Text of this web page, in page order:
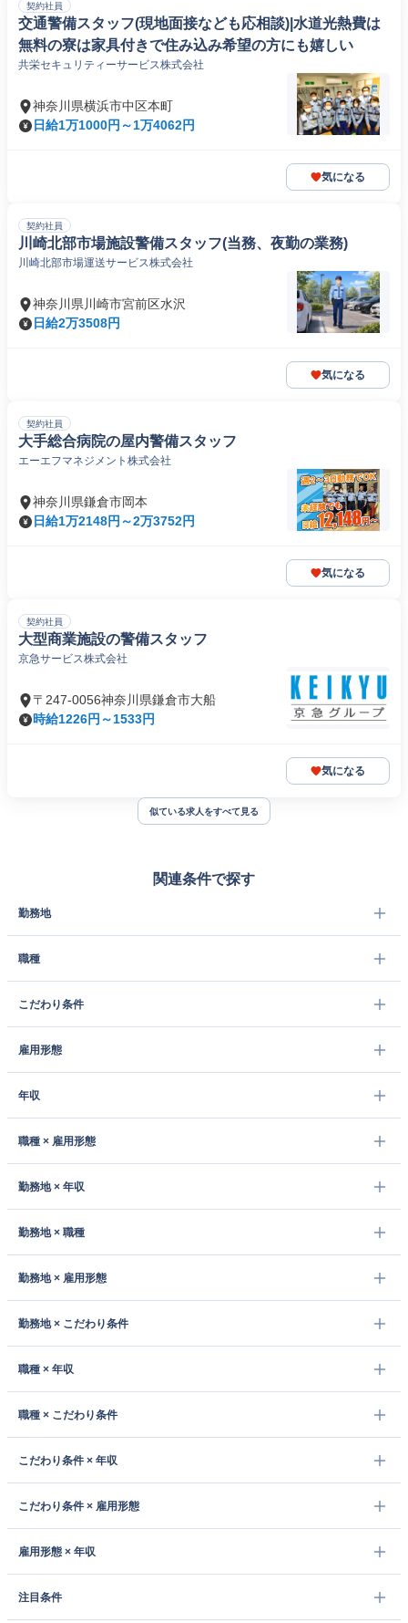
契約社員
交通警備スタッフ(現地面接なども応相談)|水道光熱費は
無料の寮は家具付きで住み込み希望の方にも嬉しい
共栄セキュリティーサービス株式会社
神奈川県横浜市中区本町
日給1万1000円～1万4062円
気になる
契約社員
川崎北部市場施設警備スタッフ(当務、夜勤の業務)
川崎北部市場運送サービス株式会社
神奈川県川崎市宮前区水沢
日給2万3508円
気になる
契約社員
大手総合病院の屋内警備スタッフ
エーエフマネジメント株式会社
神奈川県鎌倉市岡本
日給1万2148円～2万3752円
気になる
契約社員
大型商業施設の警備スタッフ
京急サービス株式会社
〒247-0056神奈川県鎌倉市大船
時給1226円～1533円
気になる
似ている求人をすべて見る
関連条件で探す
勤務地
職種
こだわり条件
雇用形態
年収
職種 × 雇用形態
勤務地 × 年収
勤務地 × 職種
勤務地 × 雇用形態
勤務地 × こだわり条件
職種 × 年収
職種 × こだわり条件
こだわり条件 × 年収
こだわり条件 × 雇用形態
雇用形態 × 年収
注目条件